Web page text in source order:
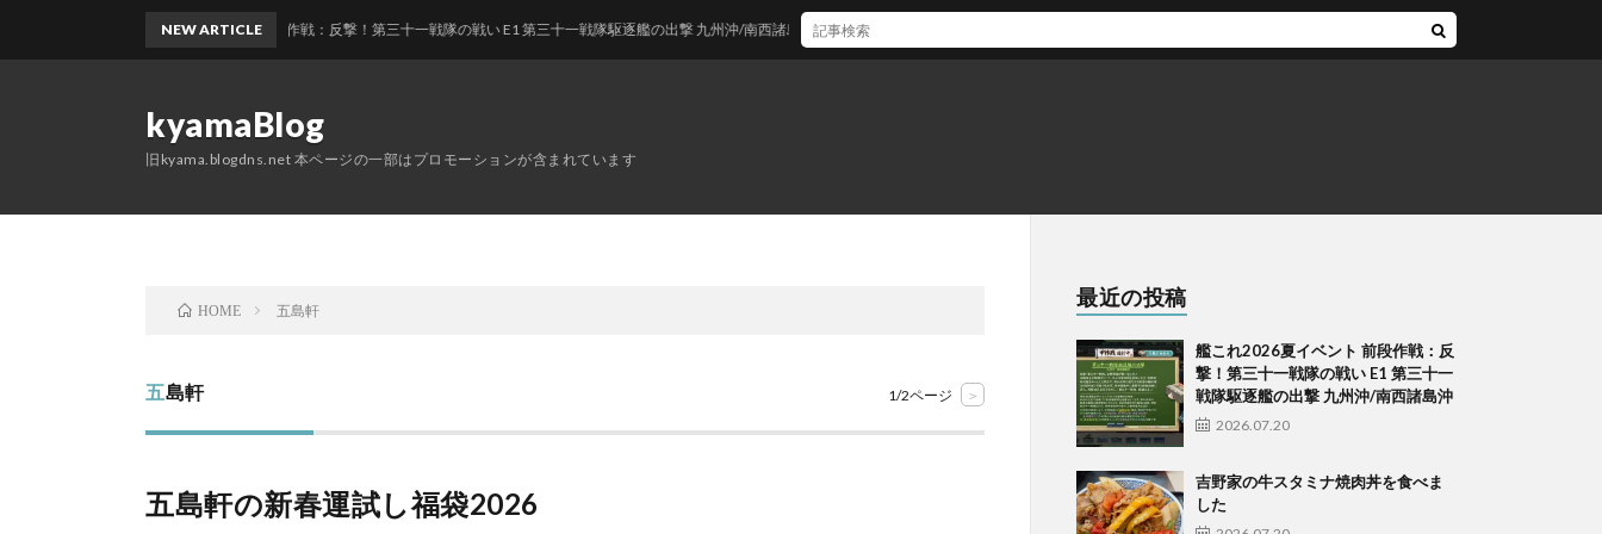
kyamaBlog
旧kyama.blogdns.net 本ページの一部はプロモーションが含まれています
NEW ARTICLE
2026夏イベント 前段作戦：反撃！第三十一戦隊の戦い E1 第三十一戦隊駆逐艦の出撃 九州沖/南西諸島沖
HOME 五島軒
五島軒 1/2ページ >
五島軒の新春運試し福袋2026
最近の投稿
艦これ2026夏イベント 前段作戦：反
撃！第三十一戦隊の戦い E1 第三十一
戦隊駆逐艦の出撃 九州沖/南西諸島沖
2026.07.20
吉野家の牛スタミナ焼肉丼を食べま
した